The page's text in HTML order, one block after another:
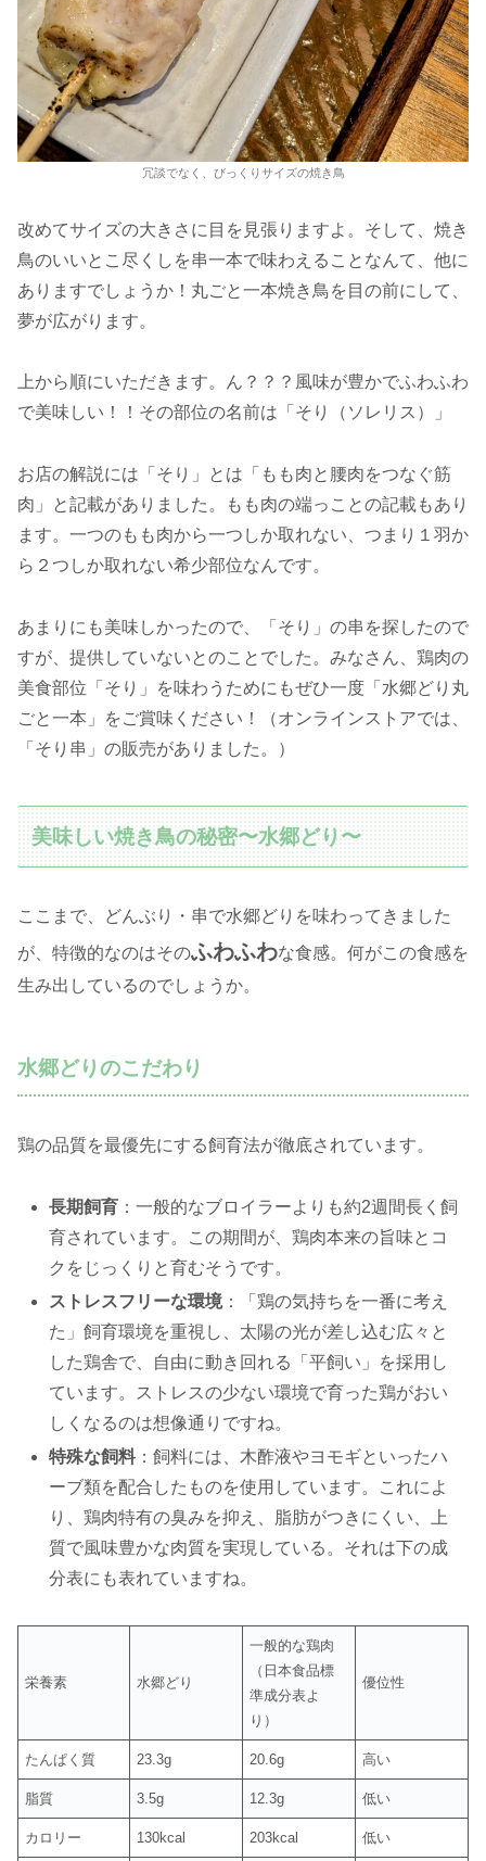
冗談でなく、びっくりサイズの焼き鳥
改めてサイズの大きさに目を見張りますよ。そして、焼き
鳥のいいとこ尽くしを串一本で味わえることなんて、他に
ありますでしょうか！丸ごと一本焼き鳥を目の前にして、
夢が広がります。
上から順にいただきます。ん？？？風味が豊かでふわふわ
で美味しい！！その部位の名前は「そり（ソレリス）」
お店の解説には「そり」とは「もも肉と腰肉をつなぐ筋
肉」と記載がありました。もも肉の端っことの記載もあり
ます。一つのもも肉から一つしか取れない、つまり１羽か
ら２つしか取れない希少部位なんです。
あまりにも美味しかったので、「そり」の串を探したので
すが、提供していないとのことでした。みなさん、鶏肉の
美食部位「そり」を味わうためにもぜひ一度「水郷どり丸
ごと一本」をご賞味ください！（オンラインストアでは、
「そり串」の販売がありました。）
美味しい焼き鳥の秘密〜水郷どり〜
ここまで、どんぶり・串で水郷どりを味わってきました
が、特徴的なのはそのふわふわな食感。何がこの食感を
生み出しているのでしょうか。
水郷どりのこだわり
鶏の品質を最優先にする飼育法が徹底されています。
長期飼育 ：一般的なブロイラーよりも約2週間長く飼
育されています。この期間が、鶏肉本来の旨味とコ
クをじっくりと育むそうです。
ストレスフリーな環境：「鶏の気持ちを一番に考え
た」飼育環境を重視し、太陽の光が差し込む広々と
した鶏舎で、自由に動き回れる「平飼い」を採用し
ています。ストレスの少ない環境で育った鶏がおい
しくなるのは想像通りですね。
特殊な飼料：飼料には、木酢液やヨモギといったハ
ーブ類を配合したものを使用しています。これによ
り、鶏肉特有の臭みを抑え、脂肪がつきにくい、上
質で風味豊かな肉質を実現している。それは下の成
分表にも表れていますね。
栄養素 水郷どり
一般的な鶏肉
（日本食品標
準成分表よ
り）
優位性
たんぱく質 23.3g 20.6g 高い
脂質 3.5g 12.3g 低い
カロリー 130kcal 203kcal 低い